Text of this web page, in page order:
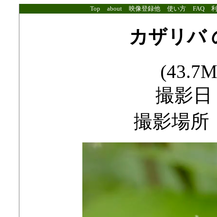
Top about 映像登録他 使い方 FAQ
カザリバ
撮影日
撮影場所